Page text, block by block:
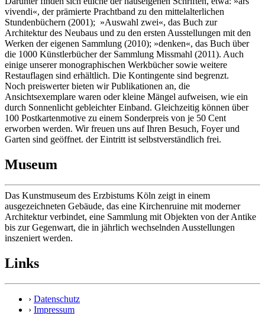
vivendi«, der prämierte Prachtband zu den mittelalterlichen
Stundenbüchern (2001); »Auswahl zwei«, das Buch zur
Architektur des Neubaus und zu den ersten Ausstellungen mit den
Werken der eigenen Sammlung (2010); »denken«, das Buch über
die 1000 Künstlerbücher der Sammlung Missmahl (2011). Auch
einige unserer monographischen Werkbücher sowie weitere
Restauflagen sind erhältlich. Die Kontingente sind begrenzt.
Noch preiswerter bieten wir Publikationen an, die
Ansichtsexemplare waren oder kleine Mängel aufweisen, wie ein
durch Sonnenlicht gebleichter Einband. Gleichzeitig können über
100 Postkartenmotive zu einem Sonderpreis von je 50 Cent
erworben werden. Wir freuen uns auf Ihren Besuch, Foyer und
Garten sind geöffnet. der Eintritt ist selbstverständlich frei.
Museum
Das Kunstmuseum des Erzbistums Köln zeigt in einem
ausgezeichneten Gebäude, das eine Kirchenruine mit moderner
Architektur verbindet, eine Sammlung mit Objekten von der Antike
bis zur Gegenwart, die in jährlich wechselnden Ausstellungen
inszeniert werden.
Links
› Datenschutz
› Impressum